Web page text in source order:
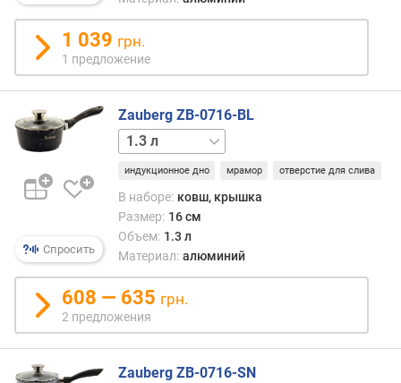
1 039 грн.
1 предложение
Спросить
Zauberg ZB-0716-BL
2.3 л
индукционное дно мрамор отверстие для слива
В наборе: ковш, крышка
Размер: 16 см
Объем: 1.3 л
Материал: алюминий
608 — 635 грн.
2 предложения
Zauberg ZB-0716-SN